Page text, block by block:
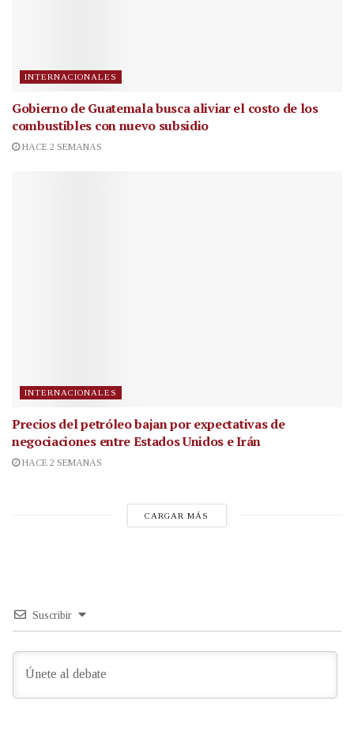
INTERNACIONALES
Gobierno de Guatemala busca aliviar el costo de los
combustibles con nuevo subsidio
HACE 2 SEMANAS
INTERNACIONALES
Precios del petróleo bajan por expectativas de
negociaciones entre Estados Unidos e Irán
HACE 2 SEMANAS
CARGAR MÁS
Suscribir